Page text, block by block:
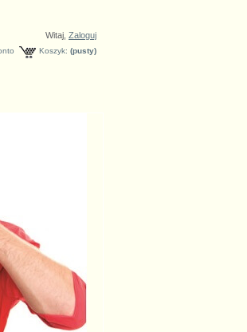
Witaj,Zaloguj
Koszyk: (pusty)